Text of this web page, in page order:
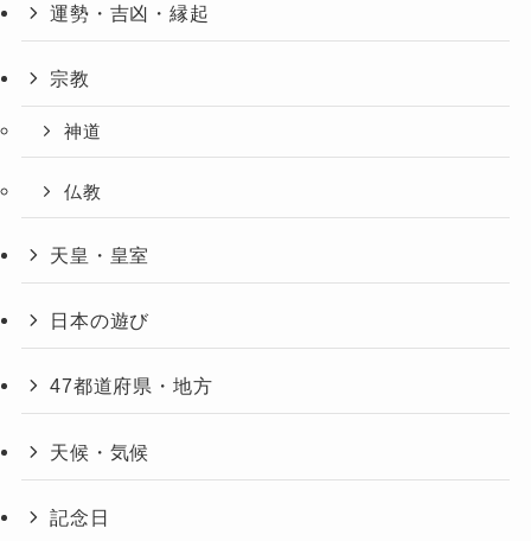
運勢・吉凶・縁起
宗教
神道
仏教
天皇・皇室
日本の遊び
47都道府県・地方
天候・気候
記念日